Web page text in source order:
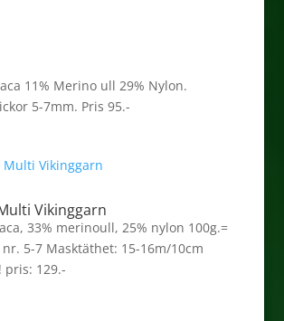
11% Merino ull 29% Nylon.
5-7mm. Pris 95.-
Vikinggarn
33% merinoull, 25% nylon 100g.=
5-7 Masktäthet: 15-16m/10cm
pris: 129.-